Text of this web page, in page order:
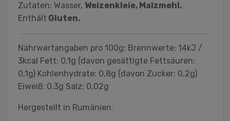
Zutaten: Wasser, Weizenkleie, Malzmehl.
Enthält Gluten.
Nährwertangaben pro 100g: Brennwerte: 14kJ /
3kcal Fett: 0,1g (davon gesättigte Fettsäuren:
0,1g) Kohlenhydrate: 0,8g (davon Zucker: 0,2g)
Eiweiß: 0,3g Salz: 0,02g
Hergestellt in Rumänien.